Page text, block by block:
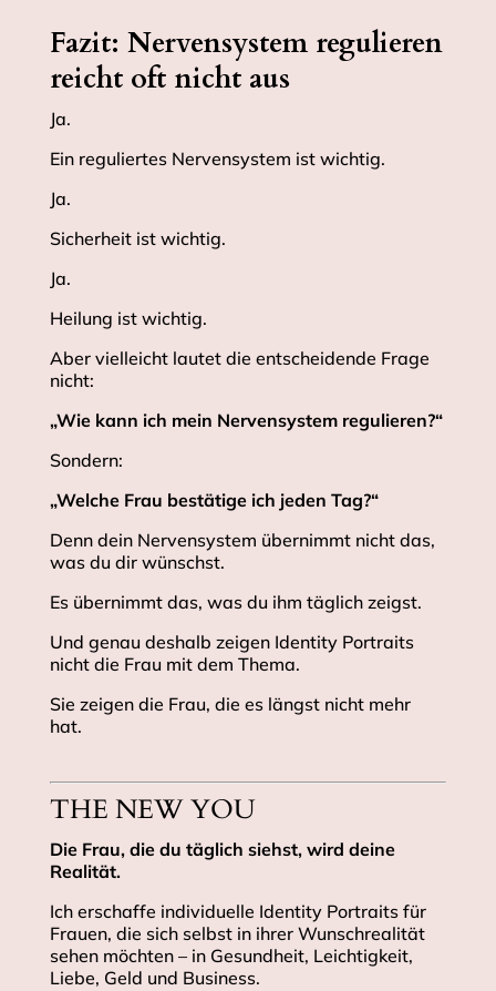
Fazit: Nervensystem regulieren
reicht oft nicht aus
Ja.
Ein reguliertes Nervensystem ist wichtig.
Ja.
Sicherheit ist wichtig.
Ja.
Heilung ist wichtig.
Aber vielleicht lautet die entscheidende Frage
nicht:
„Wie kann ich mein Nervensystem regulieren?“
Sondern:
„Welche Frau bestätige ich jeden Tag?“
Denn dein Nervensystem übernimmt nicht das,
was du dir wünschst.
Es übernimmt das, was du ihm täglich zeigst.
Und genau deshalb zeigen Identity Portraits
nicht die Frau mit dem Thema.
Sie zeigen die Frau, die es längst nicht mehr
hat.
THE NEW YOU
Die Frau, die du täglich siehst, wird deine
Realität.
Ich erschaffe individuelle Identity Portraits für
Frauen, die sich selbst in ihrer Wunschrealität
sehen möchten – in Gesundheit, Leichtigkeit,
Liebe, Geld und Business.